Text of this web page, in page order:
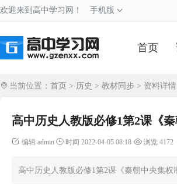
欢迎来到高中学习网！ 手机版
首页
当前位置： 首页 > 历史 > 教材同步 > 资料详情
高中历史人教版必修1第2课《
编辑 admin 时间 2022-04-05 08:18 浏览 4172
高中历史人教版必修1第2课《秦朝中央集